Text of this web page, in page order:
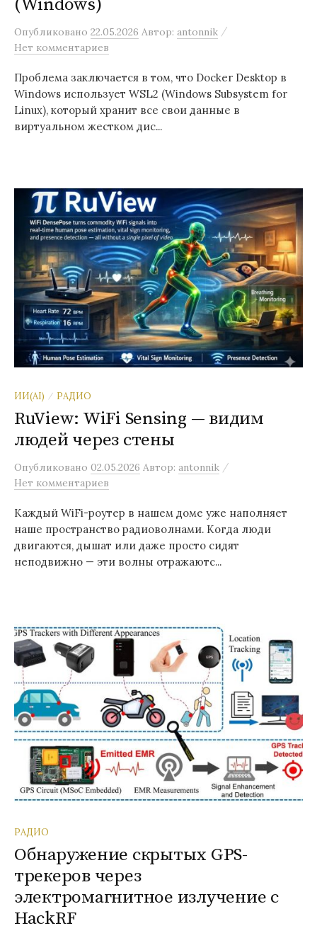
Опубликовано 22.05.2026 Автор: antonnik /
Нет комментариев
Проблема заключается в том, что Docker Desktop в
Windows использует WSL2 (Windows Subsystem for
Linux), который хранит все свои данные в
виртуальном жестком дис...
ИИ(AI) / РАДИО
RuView: WiFi Sensing — видим
людей через стены
Опубликовано 02.05.2026 Автор: antonnik /
Нет комментариев
Каждый WiFi-роутер в нашем доме уже наполняет
наше пространство радиоволнами. Когда люди
двигаются, дышат или даже просто сидят
неподвижно — эти волны отражаютс...
РАДИО
Обнаружение скрытых GPS-
трекеров через
электромагнитное излучение с
HackRF